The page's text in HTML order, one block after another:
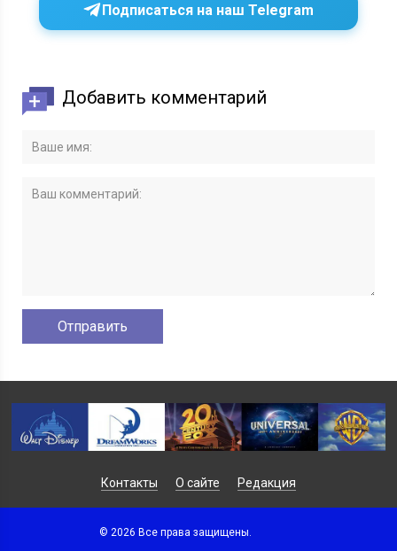
Подписаться на наш Telegram
Добавить комментарий
Контакты О сайте Редакция
© 2026 Все права защищены.